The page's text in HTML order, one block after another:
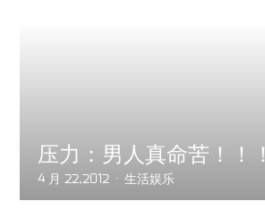
压力：男人真命苦！！！
4 月 22,2012 生活娱乐